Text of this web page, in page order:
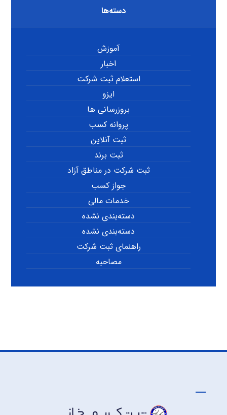
دسته‌ها
آموزش
اخبار
استعلام ثبت شرکت
ایزو
بروزرسانی ها
پروانه کسب
ثبت آنلاین
ثبت برند
ثبت شرکت در مناطق آزاد
جواز کسب
خدمات مالی
دسته‌بندی نشده
دسته‌بندی نشده
راهنمای ثبت شرکت
مصاحبه